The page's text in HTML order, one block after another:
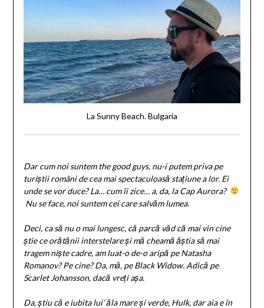
La Sunny Beach. Bulgaria
Dar cum noi suntem the good guys, nu-i putem priva pe
turiștii români de cea mai spectaculoasă stațiune a lor. Ei
unde se vor duce? La… cum îi zice… a, da, la Cap Aurora?
Nu se face, noi suntem cei care salvăm lumea.
Deci, ca să nu o mai lungesc, că parcă văd că mai vin cine
știe ce orătănii interstelare și mă cheamă ăștia să mai
tragem niște cadre, am luat-o de-o aripă pe Natasha
Romanov? Pe cine? Da, mă, pe Black Widow. Adică pe
Scarlet Johansson, dacă vreți așa.
Da, știu că e iubita lui’ ăla mare și verde, Hulk, dar aia e în